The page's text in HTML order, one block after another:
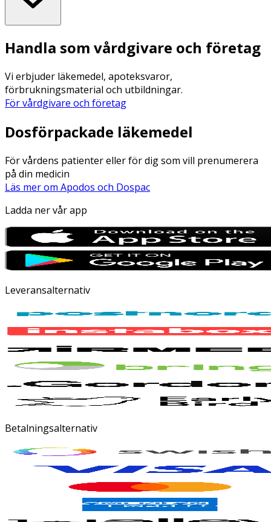
Handla som vårdgivare och företag
Vi erbjuder läkemedel, apoteksvaror,
förbrukningsmaterial och utbildningar.
För vårdgivare och företag
Dosförpackade läkemedel
För vårdens patienter eller för dig som vill prenumerera
på din medicin
Läs mer om Apodos och Dospac
Ladda ner vår app
Leveransalternativ
Betalningsalternativ